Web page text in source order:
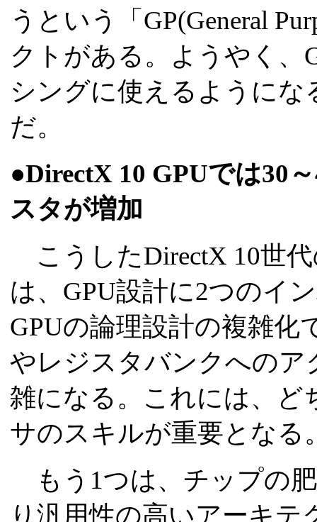
うという「GP(General
クトがある。ようやく、
シングに使えるようにな
だ。
●DirectX 10 GPUでは30
スタが増加
こうしたDirectX 10世
は、GPU設計に2つのイ
GPUの論理設計の複雑化
やレジスタバンクへの
雑になる。これには、ど
サのスキルが重要となる
もう1つは、チップの
り汎用性の高いアーキ